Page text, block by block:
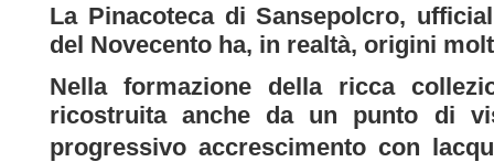
La Pinacoteca di Sansepolcro,
del Novecento ha, in realtà, origini
Nella formazione della ricca
ricostruita anche da un punto di
progressivo accrescimento con